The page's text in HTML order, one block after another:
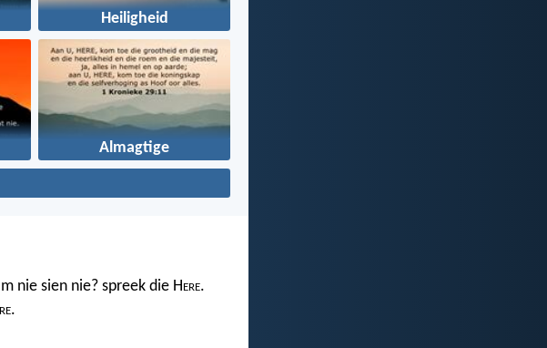
Heiligheid
Almagtige
nie sien nie? spreek die Here.
.